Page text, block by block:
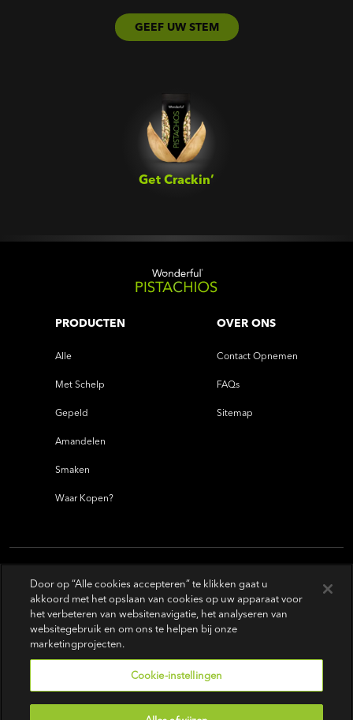
GEEF UW STEM
Get Crackin’‎
PRODUCTEN
Alle
Met Schelp
Gepeld
Amandelen
Smaken
Waar Kopen?
OVER ONS
Contact Opnemen
FAQs
Sitemap
Door op “Alle cookies accepteren” te klikken gaat u
akkoord met het opslaan van cookies op uw apparaat voor
het verbeteren van websitenavigatie, het analyseren van
websitegebruik en om ons te helpen bij onze
marketingprojecten.
Cookie-instellingen